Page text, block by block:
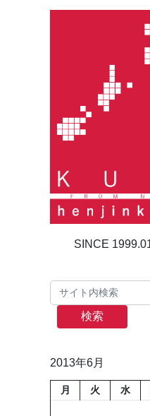
検索
2013年6月
月 火 水